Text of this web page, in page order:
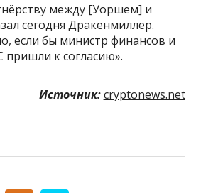
между [Уоршем] и
сегодня Дракенмиллер.
если бы министр финансов и
пришли к согласию».
Источник: cryptonews.net